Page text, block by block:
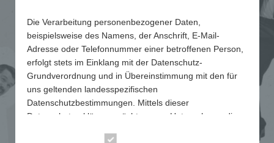
VIELEN DANK FÜR
IHRE ANMELDUNG!
Wir sehen uns am 5. November ab 14.30 Uhr!
Die Verarbeitung personenbezogener Daten,
beispielsweise des Namens, der Anschrift, E-Mail-
Adresse oder Telefonnummer einer betroffenen Person,
erfolgt stets im Einklang mit der Datenschutz-
Grundverordnung und in Übereinstimmung mit den für
uns geltenden landesspezifischen
Datenschutzbestimmungen. Mittels dieser
Datenschutzerklärung möchte unser Unternehmen die